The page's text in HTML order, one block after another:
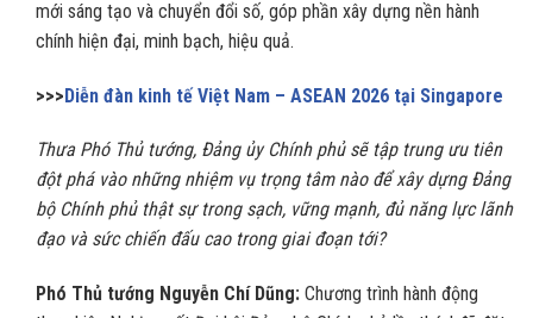
mới sáng tạo và chuyển đổi số, góp phần xây dựng nền hành
chính hiện đại, minh bạch, hiệu quả.
>>>Diễn đàn kinh tế Việt Nam – ASEAN 2026 tại Singapore
Thưa Phó Thủ tướng, Đảng ủy Chính phủ sẽ tập trung ưu tiên
đột phá vào những nhiệm vụ trọng tâm nào để xây dựng Đảng
bộ Chính phủ thật sự trong sạch, vững mạnh, đủ năng lực lãnh
đạo và sức chiến đấu cao trong giai đoạn tới?
Phó Thủ tướng Nguyễn Chí Dũng: Chương trình hành động